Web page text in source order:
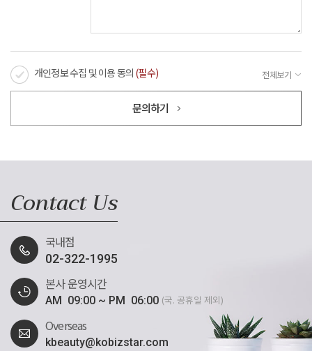
개인정보 수집 및 이용 동의 (필수) 전체보기
㈜코비스타는 이용자의 개인정보를 보호하고 이와 관련한 고충을 신속하고 원활하게
위하여 필요한 절차를 정하고 있습니다.
이용자들께서는 사이트 방문 시 수시로 확인하시기 바랍니다.
1. 개인정보 수집에 대한 동의
3. 개인정보의 수집 및 이용목적
4. 수집하는 개인정보의 보유 및 이용기간
5. 개인정보의 파기 절차 및 방법
6. 수집한 개인정보의 공유 및 제공
7. 이용자 자신의 개인정보 관리(열람,정정,삭제 등)에 관한 사항
8. 쿠키(Cookie)의 운용 및 거부
문의하기
Contact Us
국내점
02-322-1995
본사 운영시간
AM 09:00 ~ PM 06:00 (국. 공휴일 제외)
Overseas
kbeauty@kobizstar.com